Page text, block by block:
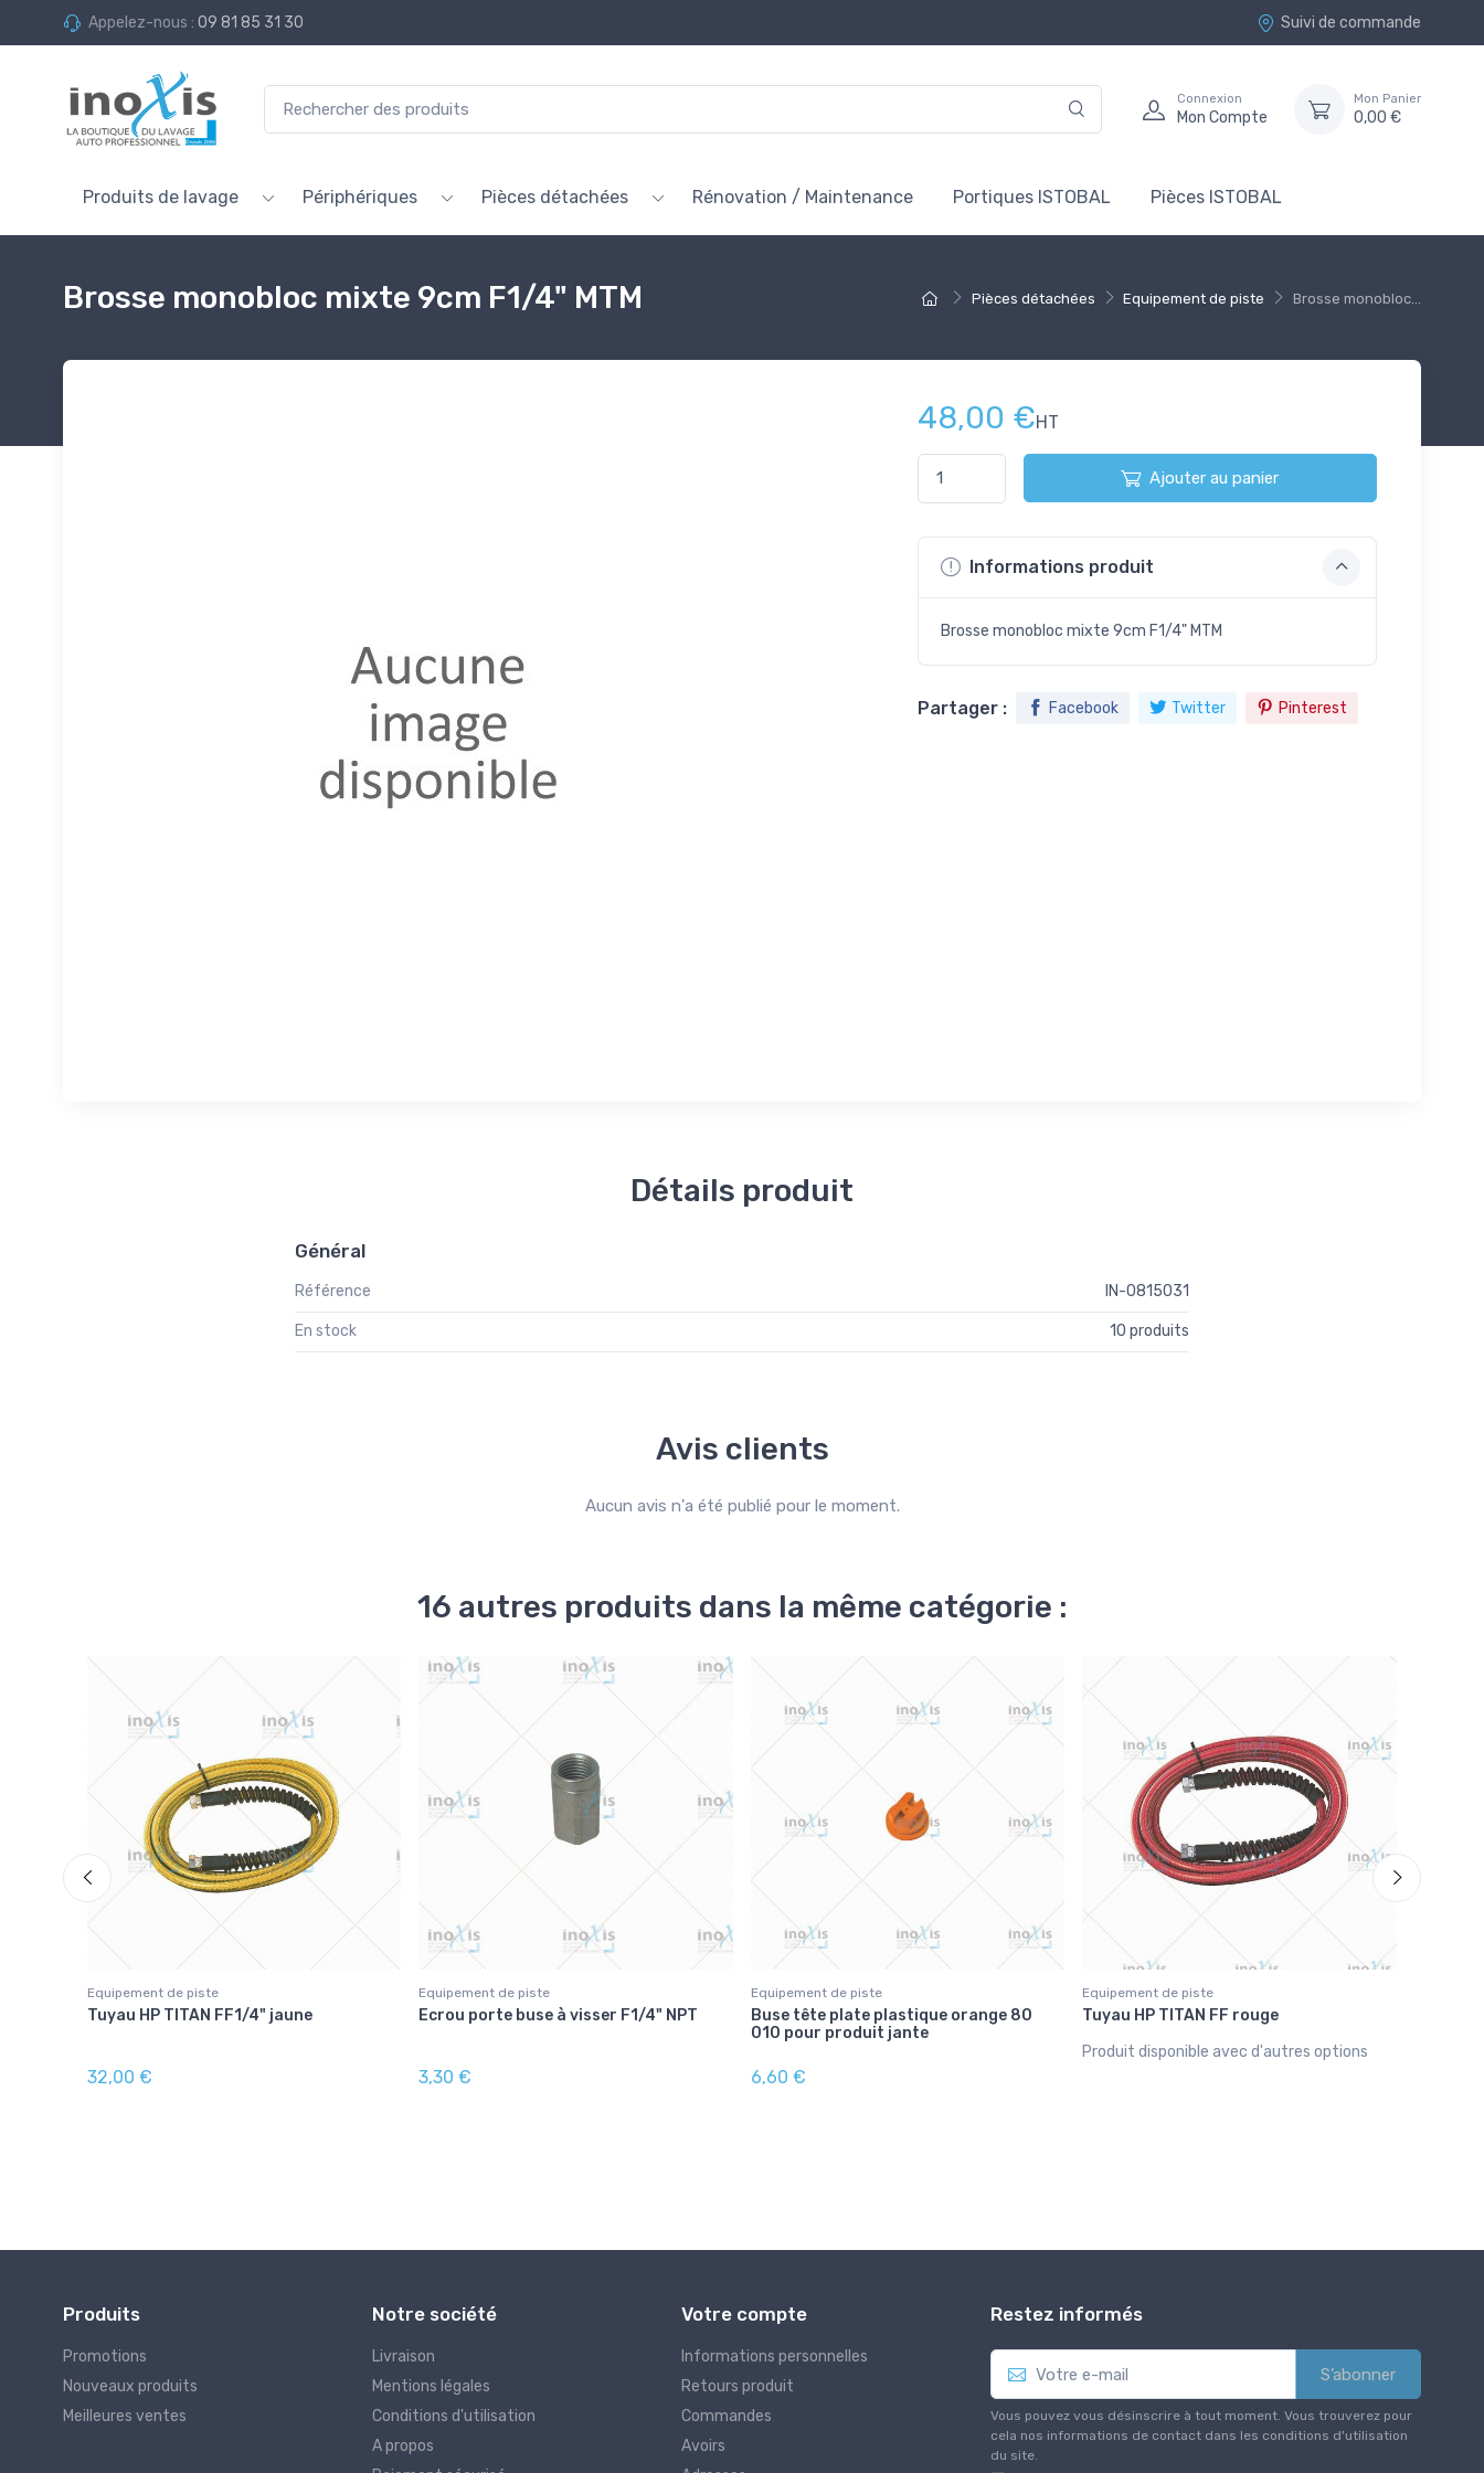
Appelez-nous : 09 81 85 31 30 Suivi de commande
Connexion
Mon Compte
Mon Panier
0,00 €
Produits de lavage Périphériques Pièces détachées Rénovation / Maintenance Portiques ISTOBAL Pièces ISTOBAL
Pièces détachées Equipement de piste Brosse monobloc...
Brosse monobloc mixte 9cm F1/4" MTM
48,00 €HT
Ajouter au panier
Informations produit
Brosse monobloc mixte 9cm F1/4" MTM
Partager : Facebook Twitter Pinterest
Détails produit
Général
Référence IN-0815031
En stock 10 produits
Avis clients
Aucun avis n'a été publié pour le moment.
16 autres produits dans la même catégorie :
Equipement de piste
Tuyau HP TITAN FF1/4" jaune
32,00 €
Equipement de piste
Ecrou porte buse à visser F1/4" NPT
3,30 €
Equipement de piste
Buse tête plate plastique orange 80
010 pour produit jante
6,60 €
Equipement de piste
Tuyau HP TITAN FF rouge
Produit disponible avec d'autres options
Produits
Promotions
Nouveaux produits
Meilleures ventes
Notre société
Livraison
Mentions légales
Conditions d'utilisation
A propos
Votre compte
Informations personnelles
Retours produit
Commandes
Avoirs
Restez informés
S’abonner
Vous pouvez vous désinscrire à tout moment. Vous trouverez pour
cela nos informations de contact dans les conditions d'utilisation
du site.